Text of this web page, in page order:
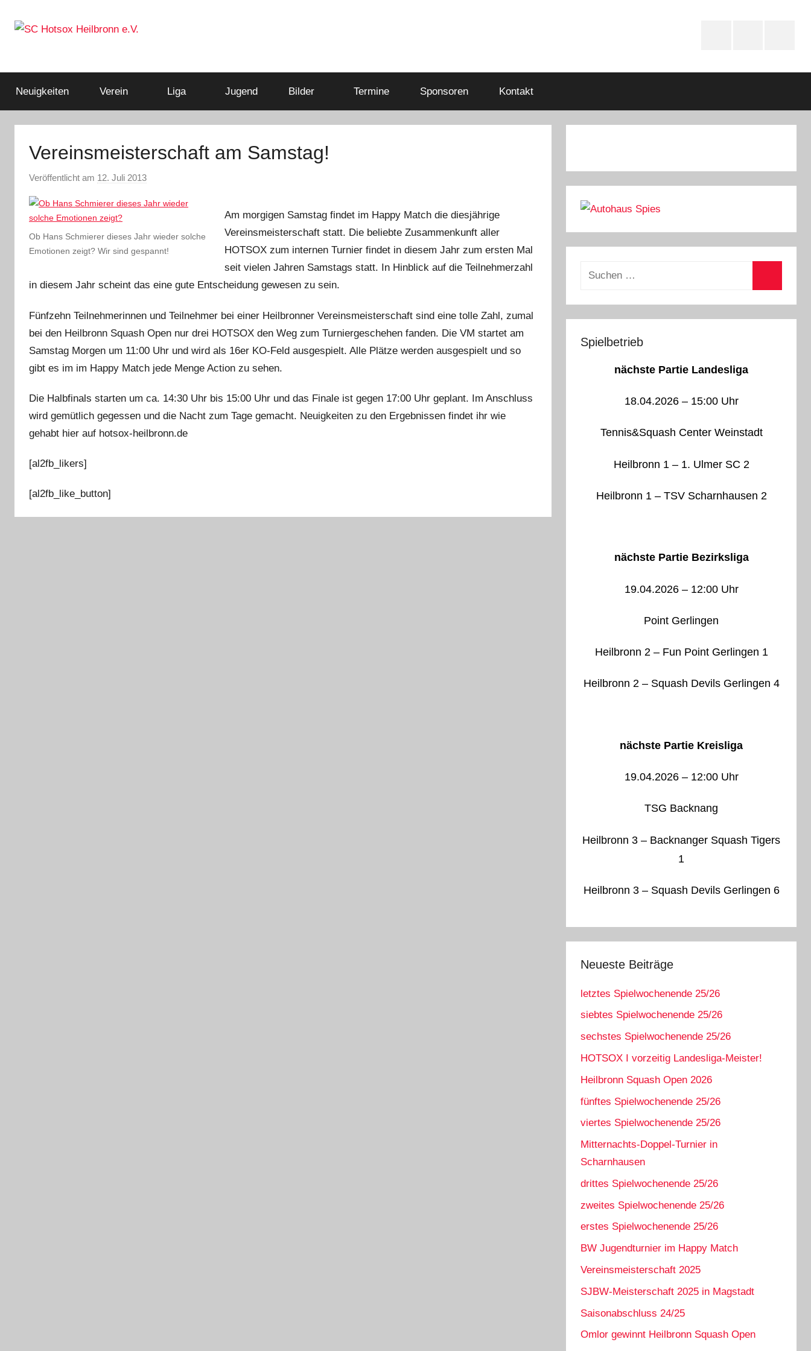
Inhalt
Hotsox
Heilbronn
e.V.
Neuigkeiten Verein Liga Jugend Bilder Termine Sponsoren Kontakt
Vereinsmeisterschaft am Samstag!
Veröffentlicht am 12. Juli 2013
n
d
m
n
Ob Hans Schmierer dieses Jahr wieder solche
Emotionen zeigt? Wir sind gespannt!
Am morgigen Samstag findet im Happy Match die diesjährige
Vereinsmeisterschaft statt. Die beliebte Zusammenkunft aller
HOTSOX zum internen Turnier findet in diesem Jahr zum ersten Mal
seit vielen Jahren Samstags statt. In Hinblick auf die Teilnehmerzahl
in diesem Jahr scheint das eine gute Entscheidung gewesen zu sein.
Fünfzehn Teilnehmerinnen und Teilnehmer bei einer Heilbronner Vereinsmeisterschaft sind eine tolle Zahl, zumal
bei den Heilbronn Squash Open nur drei HOTSOX den Weg zum Turniergeschehen fanden. Die VM startet am
Samstag Morgen um 11:00 Uhr und wird als 16er KO-Feld ausgespielt. Alle Plätze werden ausgespielt und so
gibt es im im Happy Match jede Menge Action zu sehen.
Die Halbfinals starten um ca. 14:30 Uhr bis 15:00 Uhr und das Finale ist gegen 17:00 Uhr geplant. Im Anschluss
wird gemütlich gegessen und die Nacht zum Tage gemacht. Neuigkeiten zu den Ergebnissen findet ihr wie
gehabt hier auf hotsox-heilbronn.de
[al2fb_likers]
[al2fb_like_button]
Suchen
Spielbetrieb
nächste Partie Landesliga
18.04.2026 – 15:00 Uhr
Tennis&Squash Center Weinstadt
Heilbronn 1 – 1. Ulmer SC 2
Heilbronn 1 – TSV Scharnhausen 2
nächste Partie Bezirksliga
19.04.2026 – 12:00 Uhr
Point Gerlingen
Heilbronn 2 – Fun Point Gerlingen 1
Heilbronn 2 – Squash Devils Gerlingen 4
nächste Partie Kreisliga
19.04.2026 – 12:00 Uhr
TSG Backnang
Heilbronn 3 – Backnanger Squash Tigers
1
Heilbronn 3 – Squash Devils Gerlingen 6
Neueste Beiträge
letztes Spielwochenende 25/26
siebtes Spielwochenende 25/26
sechstes Spielwochenende 25/26
HOTSOX I vorzeitig Landesliga-Meister!
Heilbronn Squash Open 2026
fünftes Spielwochenende 25/26
viertes Spielwochenende 25/26
Mitternachts-Doppel-Turnier in
Scharnhausen
drittes Spielwochenende 25/26
zweites Spielwochenende 25/26
erstes Spielwochenende 25/26
BW Jugendturnier im Happy Match
Vereinsmeisterschaft 2025
SJBW-Meisterschaft 2025 in Magstadt
Saisonabschluss 24/25
Omlor gewinnt Heilbronn Squash Open